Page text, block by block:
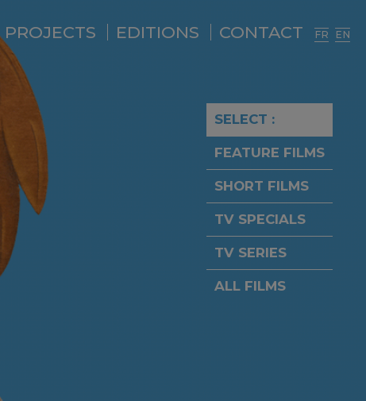
PROJECTS EDITIONS CONTACT FR EN
SELECT :
FEATURE FILMS
SHORT FILMS
TV SPECIALS
TV SERIES
ALL FILMS